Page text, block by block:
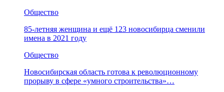
Общество
85-летняя женщина и ещё 123 новосибирца сменили
имена в 2021 году
Общество
Новосибирская область готова к революционному
прорыву в сфере «умного строительства»…